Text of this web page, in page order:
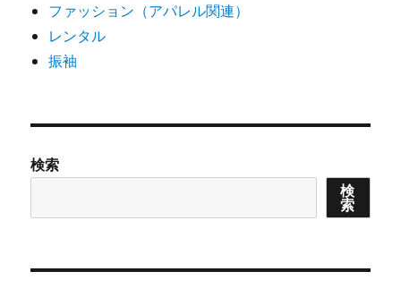
ファッション（アパレル関連）
レンタル
振袖
検索
検
索